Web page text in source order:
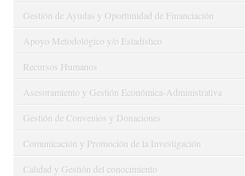
Gestión de Ayudas y Oportunidad de Financiación
Apoyo Metodológico y/o Estadístico
Recursos Humanos
Asesoramiento y Gestión Económica-Administrativa
Gestión de Convenios y Donaciones
Comunicación y Promoción de la Investigación
Calidad y Gestión del conocimiento